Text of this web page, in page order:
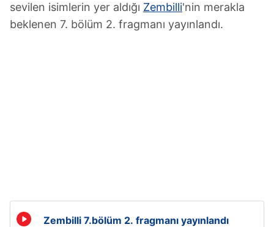
sevilen isimlerin yer aldığı Zembilli'nin merakla
beklenen 7. bölüm 2. fragmanı yayınlandı.
Zembilli 7.bölüm 2. fragmanı yayınlandı